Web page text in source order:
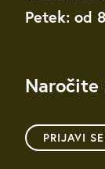
Petek: od
Naročite
PRIJAVI SE